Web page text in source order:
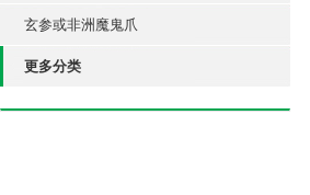
玄参或非洲魔鬼爪
更多分类